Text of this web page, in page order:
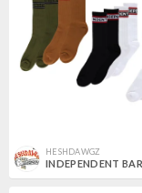
HESHDAWGZ